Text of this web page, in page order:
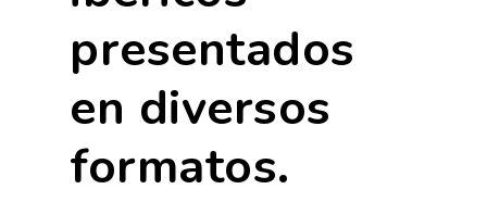
presentados
en diversos
formatos.